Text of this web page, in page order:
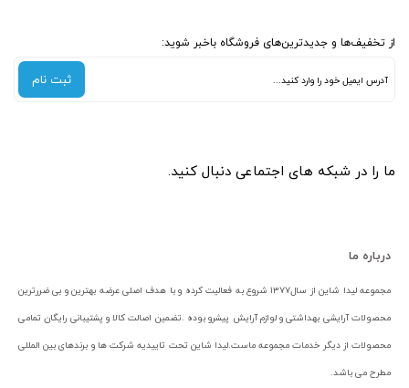
از تخفیف‌ها و جدیدترین‌های فروشگاه باخبر شوید:
ثبت نام
ما را در شبکه های اجتماعی دنبال کنید.
درباره ما
مجموعه لیدا شاین از سال۱۳۷۷ شروع به فعالیت کرده و با هدف اصلی عرضه بهترین و بی ضررترین
محصولات آرایشی بهداشتی و لوازم آرایش پیشرو بوده .تضمین اصالت کالا و پشتیبانی رایگان تمامی
محصولات از دیگر خدمات مجموعه ماست.لیدا شاین تحت تاییدیه شرکت ها و برندهای بین المللی
مطرح می باشد.